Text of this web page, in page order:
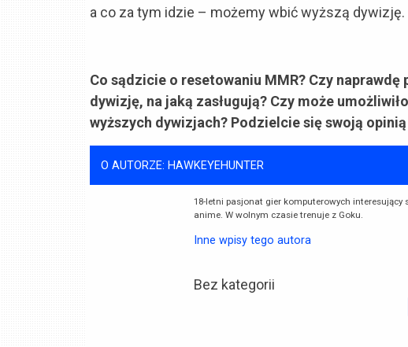
a co za tym idzie – możemy wbić wyższą dywizję.
Co sądzicie o resetowaniu MMR? Czy
dywizję, na jaką zasługują? Czy może
wyższych dywizjach? Podzielcie się swoją
O AUTORZE: HAWKEYEHUNTER
18-letni pasjonat gier komputerowych
anime. W wolnym czasie trenuje z Goku.
Inne wpisy tego autora
Bez kategorii